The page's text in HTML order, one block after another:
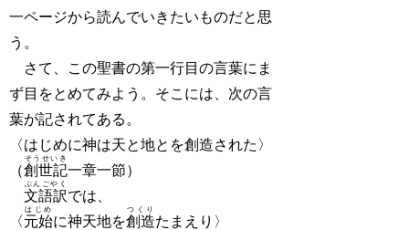
一ページから読んでいきたいものだと思
う。
さて、この聖書の第一行目の言葉にま
ず目をとめてみよう。そこには、次の言
葉が記されてある。
〈はじめに神は天と地とを創造された〉
（創世記
そうせいき
一章一節）
文語訳
ぶんごやく
では、
〈元始
はじめ
に神天地を創造
つくり
たまえり〉